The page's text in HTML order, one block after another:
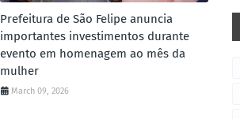
Prefeitura de São Felipe anuncia
importantes investimentos durante
evento em homenagem ao mês da
mulher
March 09, 2026